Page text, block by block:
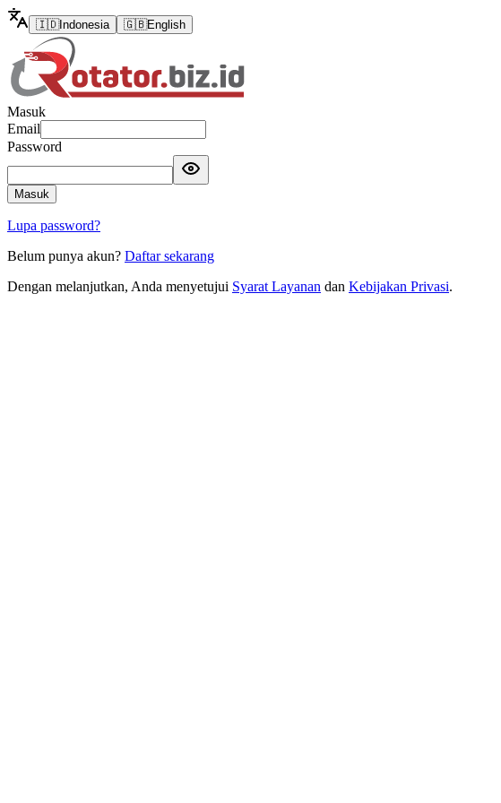
🇮🇩Indonesia 🇬🇧English
Masuk
Email
Password
Masuk
Lupa password?
Belum punya akun? Daftar sekarang
Dengan melanjutkan, Anda menyetujui Syarat Layanan dan Kebijakan Privasi.